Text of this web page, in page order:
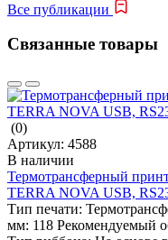
Все публикации
Связанные товары
(0)
Артикул: 4588
В наличии
Термотрансферный
TERRA NOVA USB,
Тип печати:
мм: 118 Рекомендуемый